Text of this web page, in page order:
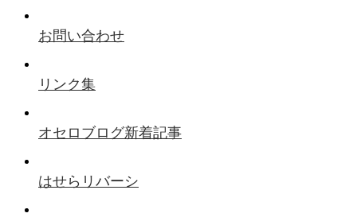
お問い合わせ
リンク集
オセロブログ新着記事
はせらリバーシ